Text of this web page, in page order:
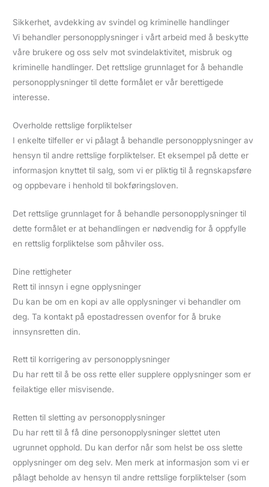
Sikkerhet, avdekking av svindel og kriminelle handlinger
Vi behandler personopplysninger i vårt arbeid med å beskytte
våre brukere og oss selv mot svindelaktivitet, misbruk og
kriminelle handlinger. Det rettslige grunnlaget for å behandle
personopplysninger til dette formålet er vår berettigede
interesse.
Overholde rettslige forpliktelser
I enkelte tilfeller er vi pålagt å behandle personopplysninger av
hensyn til andre rettslige forpliktelser. Et eksempel på dette er
informasjon knyttet til salg, som vi er pliktig til å regnskapsføre
og oppbevare i henhold til bokføringsloven.
Det rettslige grunnlaget for å behandle personopplysninger til
dette formålet er at behandlingen er nødvendig for å oppfylle
en rettslig forpliktelse som påhviler oss.
Dine rettigheter
Rett til innsyn i egne opplysninger
Du kan be om en kopi av alle opplysninger vi behandler om
deg. Ta kontakt på epostadressen ovenfor for å bruke
innsynsretten din.
Rett til korrigering av personopplysninger
Du har rett til å be oss rette eller supplere opplysninger som er
feilaktige eller misvisende.
Retten til sletting av personopplysninger
Du har rett til å få dine personopplysninger slettet uten
ugrunnet opphold. Du kan derfor når som helst be oss slette
opplysninger om deg selv. Men merk at informasjon som vi er
pålagt beholde av hensyn til andre rettslige forpliktelser (som